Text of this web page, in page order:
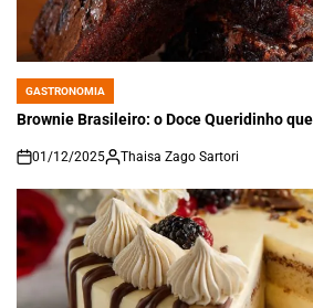
POSTED
IN
GASTRONOMIA
Brownie Brasileiro: o Doce Queridinho
on
01/12/2025 Thaisa Zago Sartori